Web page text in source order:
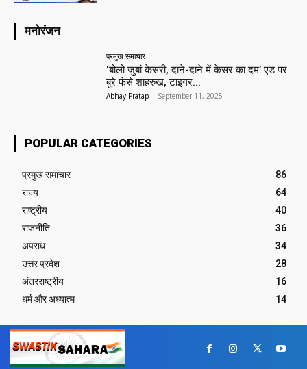
मनोरंजन
प्रमुख समाचार‎
‘बोलो जुबां केसरी, दाने-दाने में केसर का दम’ एड पर
बुरे फंसे शाहरुख, टाइगर...
Abhay Pratap - September 11, 2025
POPULAR CATEGORIES
प्रमुख समाचार‎
86
राज्य
64
राष्ट्रीय
40
राजनीति
36
अपराध
34
उत्तर प्रदेश
28
अंतरराष्ट्रीय
16
धर्म और अध्यात्म
14